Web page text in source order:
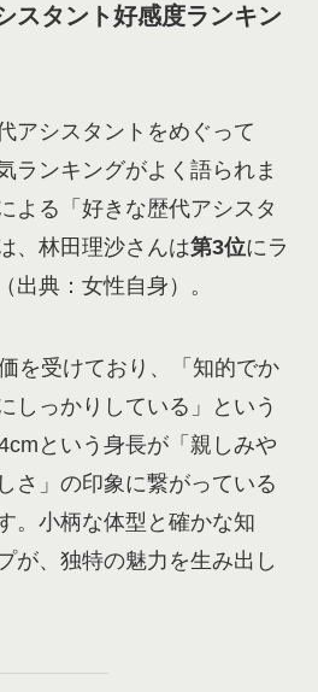
スタント好感度ランキン
アシスタントをめぐって
ランキングがよく語られま
よる「好きな歴代アシスタ
、林田理沙さんは第3位にラ
出典：女性自身）。
を受けており、「知的でか
しっかりしている」という
という身長が「親しみや
さ」の印象に繋がっている
。小柄な体型と確かな知
が、独特の魅力を生み出し